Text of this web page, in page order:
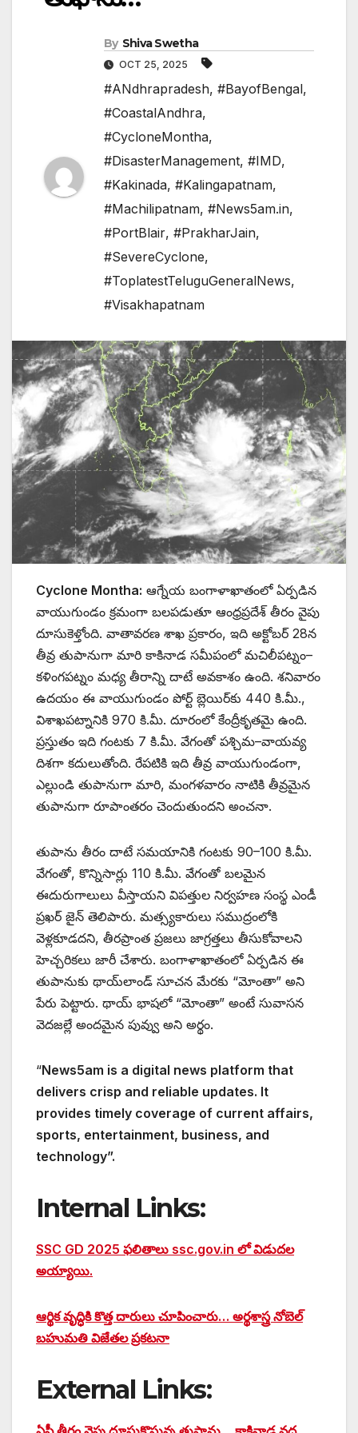
By Shiva Swetha
OCT 25, 2025
#ANdhrapradesh, #BayofBengal,
#CoastalAndhra,
#CycloneMontha,
#DisasterManagement, #IMD,
#Kakinada, #Kalingapatnam,
#Machilipatnam, #News5am.in,
#PortBlair, #PrakharJain,
#SevereCyclone,
#ToplatestTeluguGeneralNews,
#Visakhapatnam
Cyclone Montha: ఆగ్నేయ బంగాళాఖాతంలో ఏర్పడిన
వాయుగుండం క్రమంగా బలపడుతూ ఆంధ్రప్రదేశ్‌ తీరం వైపు
దూసుకెళ్తోంది. వాతావరణ శాఖ ప్రకారం, ఇది అక్టోబర్ 28న
తీవ్ర తుపానుగా మారి కాకినాడ సమీపంలో మచిలీపట్నం–
కళింగపట్నం మధ్య తీరాన్ని దాటే అవకాశం ఉంది. శనివారం
ఉదయం ఈ వాయుగుండం పోర్ట్ బ్లెయిర్‌కు 440 కి.మీ.,
విశాఖపట్నానికి 970 కి.మీ. దూరంలో కేంద్రీకృతమై ఉంది.
ప్రస్తుతం ఇది గంటకు 7 కి.మీ. వేగంతో పశ్చిమ–వాయవ్య
దిశగా కదులుతోంది. రేపటికి ఇది తీవ్ర వాయుగుండంగా,
ఎల్లుండి తుపానుగా మారి, మంగళవారం నాటికి తీవ్రమైన
తుపానుగా రూపాంతరం చెందుతుందని అంచనా.
తుపాను తీరం దాటే సమయానికి గంటకు 90–100 కి.మీ.
వేగంతో, కొన్నిసార్లు 110 కి.మీ. వేగంతో బలమైన
ఈదురుగాలులు వీస్తాయని విపత్తుల నిర్వహణ సంస్థ ఎండీ
ప్రఖర్ జైన్ తెలిపారు. మత్స్యకారులు సముద్రంలోకి
వెళ్లకూడదని, తీరప్రాంత ప్రజలు జాగ్రత్తలు తీసుకోవాలని
హెచ్చరికలు జారీ చేశారు. బంగాళాఖాతంలో ఏర్పడిన ఈ
తుపానుకు థాయ్‌లాండ్ సూచన మేరకు “మోంతా” అని
పేరు పెట్టారు. థాయ్ భాషలో “మోంతా” అంటే సువాసన
వెదజల్లే అందమైన పువ్వు అని అర్థం.
“News5am is a digital news platform that
delivers crisp and reliable updates. It
provides timely coverage of current affairs,
sports, entertainment, business, and
technology”.
Internal Links:
SSC GD 2025 ఫలితాలు ssc.gov.in లో విడుదల
అయ్యాయి.
ఆర్థిక వృద్ధికి కొత్త దారులు చూపించారు… అర్థశాస్త్ర నోబెల్
బహుమతి విజేతల ప్రకటనా
External Links: